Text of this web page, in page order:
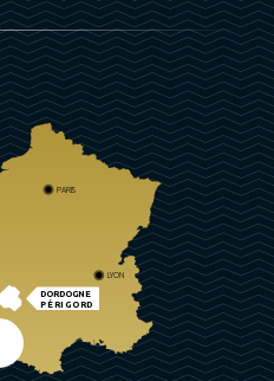
DORDOGNE
PÉRIGORD
PARIS
LYON